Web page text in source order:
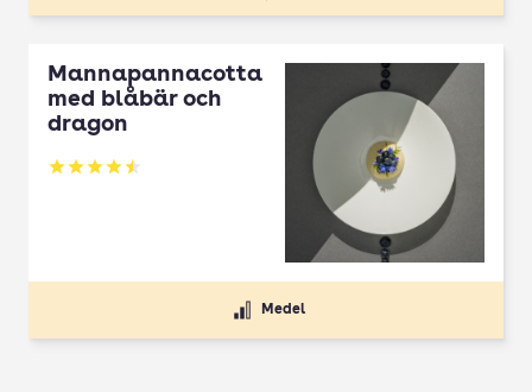
Mannapannacotta
med blåbär och
dragon
Betyg: 4.5 av 5
Medel